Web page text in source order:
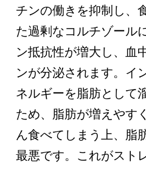
チンの働きを抑制し、
た過剰なコルチゾール
ン抵抗性が増大し、血
ンが分泌されます。イ
ネルギーを脂肪として
ため、脂肪が増えやす
ん食べてしまう上、脂
最悪です。これがスト